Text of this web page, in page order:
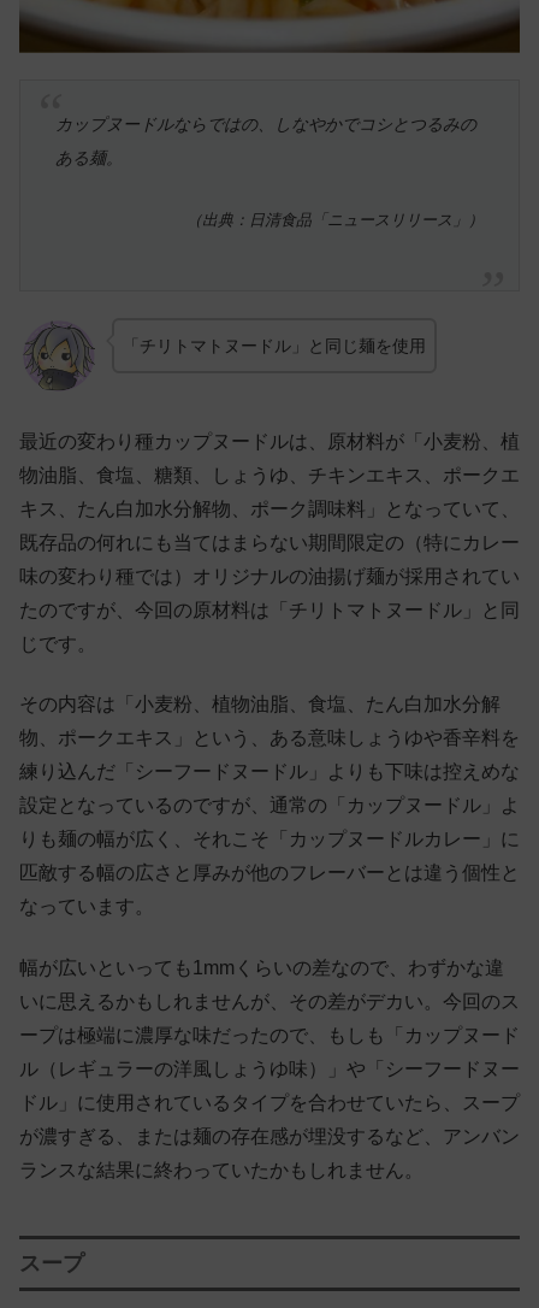
カップヌードルならではの、しなやかでコシとつるみの
ある麺。
（出典：日清食品「ニュースリリース」）
「チリトマトヌードル」と同じ麺を使用
最近の変わり種カップヌードルは、原材料が「小麦粉、植
物油脂、食塩、糖類、しょうゆ、チキンエキス、ポークエ
キス、たん白加水分解物、ポーク調味料」となっていて、
既存品の何れにも当てはまらない期間限定の（特にカレー
味の変わり種では）オリジナルの油揚げ麺が採用されてい
たのですが、今回の原材料は「チリトマトヌードル」と同
じです。
その内容は「小麦粉、植物油脂、食塩、たん白加水分解
物、ポークエキス」という、ある意味しょうゆや香辛料を
練り込んだ「シーフードヌードル」よりも下味は控えめな
設定となっているのですが、通常の「カップヌードル」よ
りも麺の幅が広く、それこそ「カップヌードルカレー」に
匹敵する幅の広さと厚みが他のフレーバーとは違う個性と
なっています。
幅が広いといっても1mmくらいの差なので、わずかな違
いに思えるかもしれませんが、その差がデカい。今回のス
ープは極端に濃厚な味だったので、もしも「カップヌード
ル（レギュラーの洋風しょうゆ味）」や「シーフードヌー
ドル」に使用されているタイプを合わせていたら、スープ
が濃すぎる、または麺の存在感が埋没するなど、アンバン
ランスな結果に終わっていたかもしれません。
スープ